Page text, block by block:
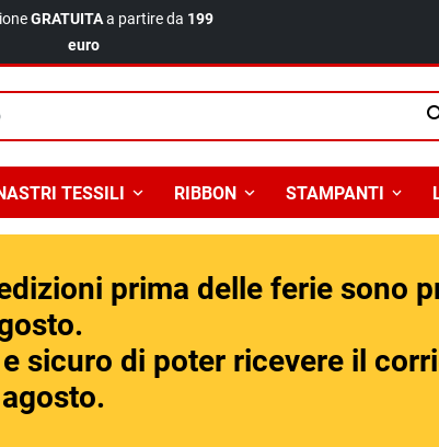
GRATUITAa partire da 199
euro
TESSILI RIBBON STAMPANTI
prima delle ferie sono
sicuro di poter ricevere il